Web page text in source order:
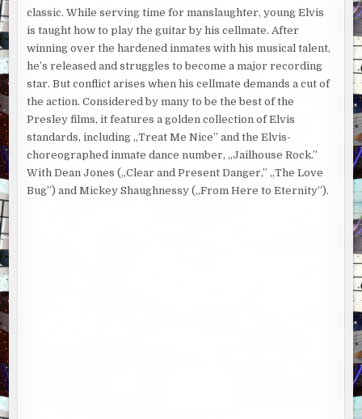
classic. While serving time for manslaughter, young Elvis
is taught how to play the guitar by his cellmate. After
winning over the hardened inmates with his musical talent,
he’s released and struggles to become a major recording
star. But conflict arises when his cellmate demands a cut of
the action. Considered by many to be the best of the
Presley films, it features a golden collection of Elvis
standards, including „Treat Me Nice” and the Elvis-
choreographed inmate dance number, „Jailhouse Rock.”
With Dean Jones („Clear and Present Danger,” „The Love
Bug”) and Mickey Shaughnessy („From Here to Eternity”).